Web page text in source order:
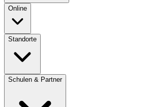
Online
Standorte
Schulen & Partner